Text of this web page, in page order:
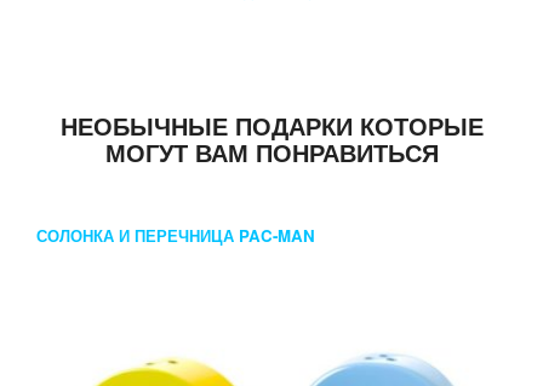
НЕОБЫЧНЫЕ ПОДАРКИ КОТОРЫЕ
МОГУТ ВАМ ПОНРАВИТЬСЯ
СОЛОНКА И ПЕРЕЧНИЦА PAC-MAN